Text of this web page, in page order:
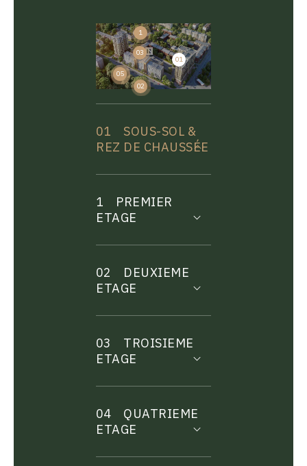
01
1
02
03
04
05
01
SOUS-SOL &
REZ DE CHAUSSÉE
1
PREMIER
ETAGE
02
DEUXIEME
ETAGE
03
TROISIEME
ETAGE
04
QUATRIEME
ETAGE